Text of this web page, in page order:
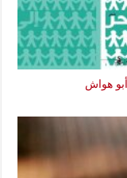
هواش